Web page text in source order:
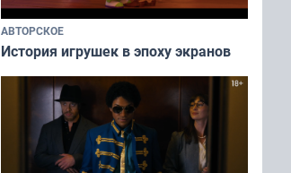
АВТОРСКОЕ
История игрушек в эпоху экранов